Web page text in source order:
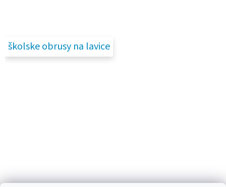
školske obrusy na lavice